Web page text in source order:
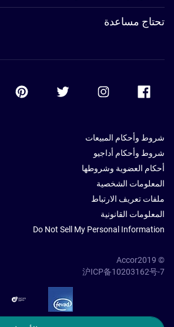
تحتاج مساعدة
Accor Facebook
Accor Twitter
شروط وأحكام المبيعات
شروط وأحكام أداجيو
أحكام العضوية وشروطها
المعلومات الشخصية
ملفات تعريف الارتباط
المعلومات القانونية
Do Not Sell My Personal Information
© Accor2019
沪ICP备10203162号-7